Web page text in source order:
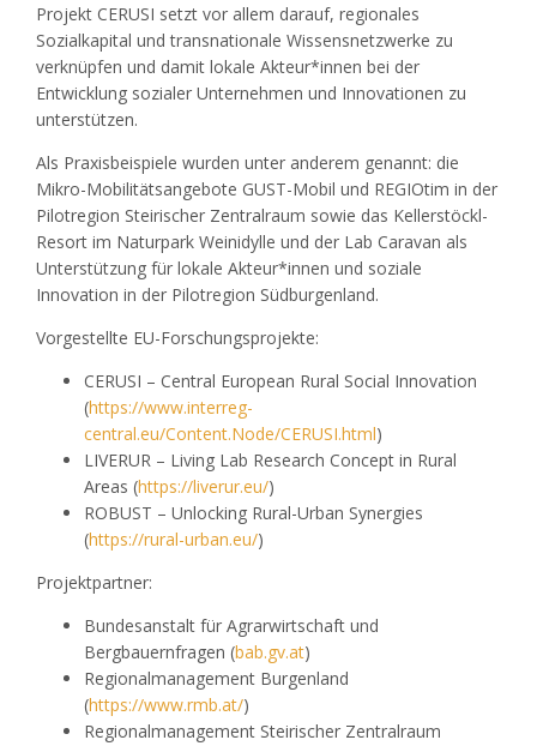
Projekt CERUSI setzt vor allem darauf, regionales
Sozialkapital und transnationale Wissensnetzwerke zu
verknüpfen und damit lokale Akteur*innen bei der
Entwicklung sozialer Unternehmen und Innovationen zu
unterstützen.
Als Praxisbeispiele wurden unter anderem genannt: die
Mikro-Mobilitätsangebote GUST-Mobil und REGIOtim in der
Pilotregion Steirischer Zentralraum sowie das Kellerstöckl-
Resort im Naturpark Weinidylle und der Lab Caravan als
Unterstützung für lokale Akteur*innen und soziale
Innovation in der Pilotregion Südburgenland.
Vorgestellte EU-Forschungsprojekte:
CERUSI – Central European Rural Social Innovation
(https://www.interreg-
central.eu/Content.Node/CERUSI.html)
LIVERUR – Living Lab Research Concept in Rural
Areas (https://liverur.eu/)
ROBUST – Unlocking Rural-Urban Synergies
(https://rural-urban.eu/)
Projektpartner:
Bundesanstalt für Agrarwirtschaft und
Bergbauernfragen (bab.gv.at)
Regionalmanagement Burgenland
(https://www.rmb.at/)
Regionalmanagement Steirischer Zentralraum